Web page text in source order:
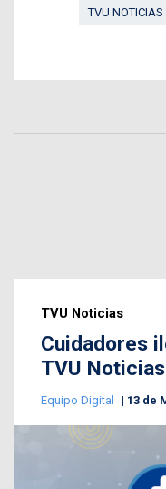
TVU NOTICIAS
TVU Noticias
Cuidadores
TVU
Equipo Digital 13 de